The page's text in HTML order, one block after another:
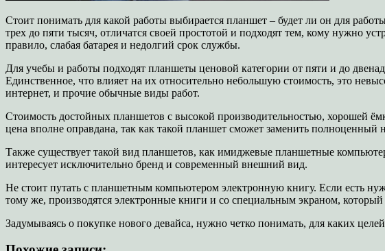
Стоит понимать для какой работы выбирается планшет – будет ли он для
трех до пяти тысяч, отличатся своей простотой и подходят тем, кому нужно
правило, слабая батарея и недолгий срок службы.
Для учебы и работы подходят планшеты ценовой категории от пяти и до
Единственное, что влияет на их относительно небольшую стоимость, это
интернет, и прочие обычные виды работ.
Стоимость достойных планшетов с высокой производительностью, хорошей
цена вполне оправдана, так как такой планшет сможет заменить
Также существует такой вид планшетов, как имиджевые планшетные
интересует исключительно бренд и современный внешний вид.
Не стоит путать с планшетным компьютером электронную книгу. Если есть
тому же, производятся электронные книги и со специальным экраном,
Задумываясь о покупке нового девайса, нужно четко понимать, для каких